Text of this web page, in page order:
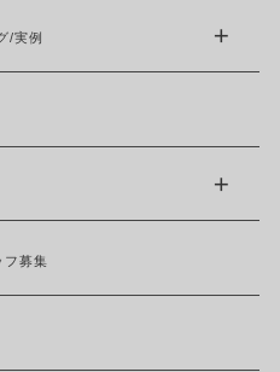
/実例
フ募集